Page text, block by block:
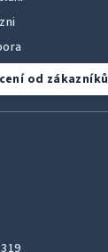
od zákazníků